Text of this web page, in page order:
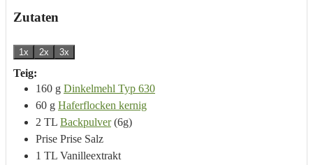
Zutaten
1x 2x 3x
Teig:
160 g Dinkelmehl Typ 630
60 g Haferflocken kernig
2 TL Backpulver (6g)
Prise Prise Salz
1 TL Vanilleextrakt